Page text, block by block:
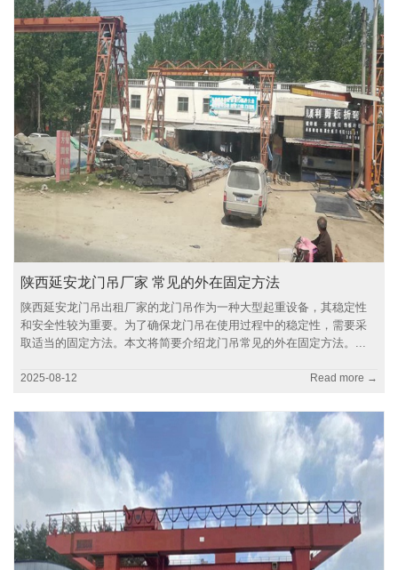
陕西延安龙门吊厂家 常见的外在固定方法
陕西延安龙门吊出租厂家的龙门吊作为一种大型起重设备，其稳定性
和安全性较为重要。为了确保龙门吊在使用过程中的稳定性，需要采
取适当的固定方法。本文将简要介绍龙门吊常见的外在固定方法。...
2025-08-12 Read more →